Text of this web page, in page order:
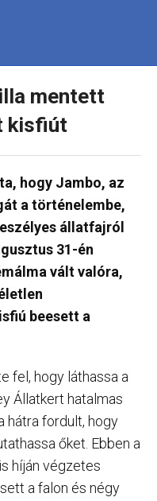
mentett
kisfiút
hogy Jambo, az
a történelembe,
állatfajról
31-én
vált valóra,
beesett a
fel, hogy láthassa a
Állatkert hatalmas
hátra fordult, hogy
őket. Ebben a
híján végzetes
a falon és négy